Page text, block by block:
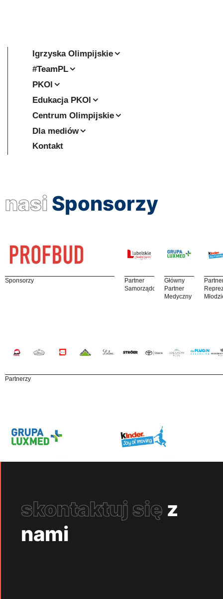
Igrzyska Olimpijskie
#TeamPL
PKOl
Edukacja PKOl
Centrum Olimpijskie
Dla mediów
Kontakt
nasi Sponsorzy
Sponsorzy
Partner
Samorządowy
Główny
Partner
Medyczny
Partnerzy
skontaktuj się z
nami